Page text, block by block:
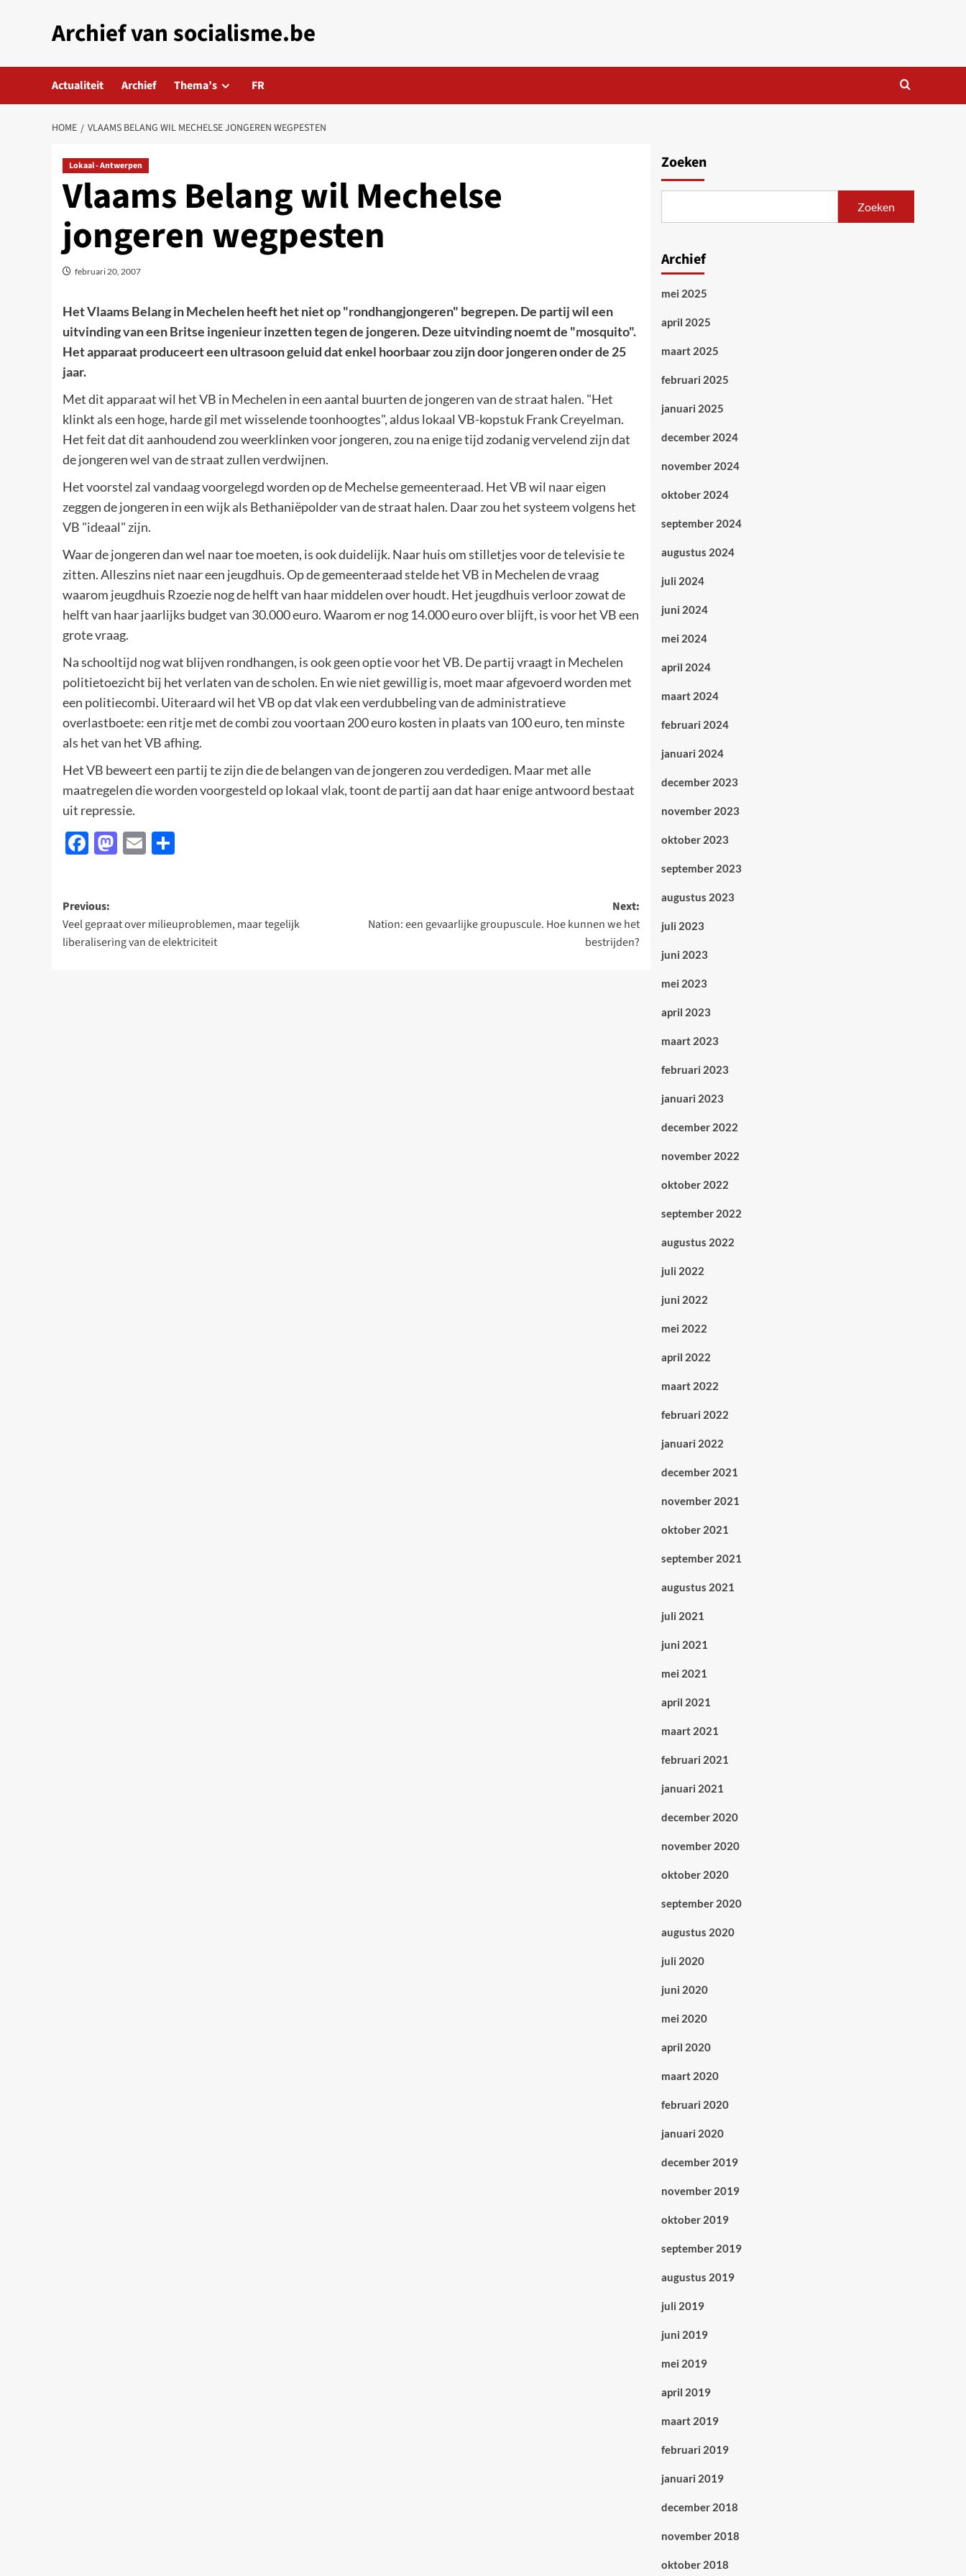
Archief van socialisme.be
Actualiteit Archief Thema’s FR
HOME VLAAMS BELANG WIL MECHELSE JONGEREN WEGPESTEN
Lokaal - Antwerpen
Vlaams Belang wil Mechelse
jongeren wegpesten
februari 20, 2007
Het Vlaams Belang in Mechelen heeft het niet op "rondhangjongeren" begrepen. De partij wil een
uitvinding van een Britse ingenieur inzetten tegen de jongeren. Deze uitvinding noemt de "mosquito".
Het apparaat produceert een ultrasoon geluid dat enkel hoorbaar zou zijn door jongeren onder de 25
jaar.
Met dit apparaat wil het VB in Mechelen in een aantal buurten de jongeren van de straat halen. "Het
klinkt als een hoge, harde gil met wisselende toonhoogtes", aldus lokaal VB-kopstuk Frank Creyelman.
Het feit dat dit aanhoudend zou weerklinken voor jongeren, zou na enige tijd zodanig vervelend zijn dat
de jongeren wel van de straat zullen verdwijnen.
Het voorstel zal vandaag voorgelegd worden op de Mechelse gemeenteraad. Het VB wil naar eigen
zeggen de jongeren in een wijk als Bethaniëpolder van de straat halen. Daar zou het systeem volgens het
VB "ideaal" zijn.
Waar de jongeren dan wel naar toe moeten, is ook duidelijk. Naar huis om stilletjes voor de televisie te
zitten. Alleszins niet naar een jeugdhuis. Op de gemeenteraad stelde het VB in Mechelen de vraag
waarom jeugdhuis Rzoezie nog de helft van haar middelen over houdt. Het jeugdhuis verloor zowat de
helft van haar jaarlijks budget van 30.000 euro. Waarom er nog 14.000 euro over blijft, is voor het VB een
grote vraag.
Na schooltijd nog wat blijven rondhangen, is ook geen optie voor het VB. De partij vraagt in Mechelen
politietoezicht bij het verlaten van de scholen. En wie niet gewillig is, moet maar afgevoerd worden met
een politiecombi. Uiteraard wil het VB op dat vlak een verdubbeling van de administratieve
overlastboete: een ritje met de combi zou voortaan 200 euro kosten in plaats van 100 euro, ten minste
als het van het VB afhing.
Het VB beweert een partij te zijn die de belangen van de jongeren zou verdedigen. Maar met alle
maatregelen die worden voorgesteld op lokaal vlak, toont de partij aan dat haar enige antwoord bestaat
uit repressie.
Facebook
Mastodon
Email
Post
navigation
Previous:
Veel gepraat over milieuproblemen, maar tegelijk
liberalisering van de elektriciteit
Next:
Nation: een gevaarlijke groupuscule. Hoe kunnen we het
bestrijden?
Zoeken
Zoeken
Archief
mei 2025
april 2025
maart 2025
februari 2025
januari 2025
december 2024
november 2024
oktober 2024
september 2024
augustus 2024
juli 2024
juni 2024
mei 2024
april 2024
maart 2024
februari 2024
januari 2024
december 2023
november 2023
oktober 2023
september 2023
augustus 2023
juli 2023
juni 2023
mei 2023
april 2023
maart 2023
februari 2023
januari 2023
december 2022
november 2022
oktober 2022
september 2022
augustus 2022
juli 2022
juni 2022
mei 2022
april 2022
maart 2022
februari 2022
januari 2022
december 2021
november 2021
oktober 2021
september 2021
augustus 2021
juli 2021
juni 2021
mei 2021
april 2021
maart 2021
februari 2021
januari 2021
december 2020
november 2020
oktober 2020
september 2020
augustus 2020
juli 2020
juni 2020
mei 2020
april 2020
maart 2020
februari 2020
januari 2020
december 2019
november 2019
oktober 2019
september 2019
augustus 2019
juli 2019
juni 2019
mei 2019
april 2019
maart 2019
februari 2019
januari 2019
december 2018
november 2018
oktober 2018